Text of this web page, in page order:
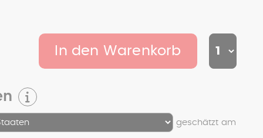
geschätzt am
In den Warenkorb